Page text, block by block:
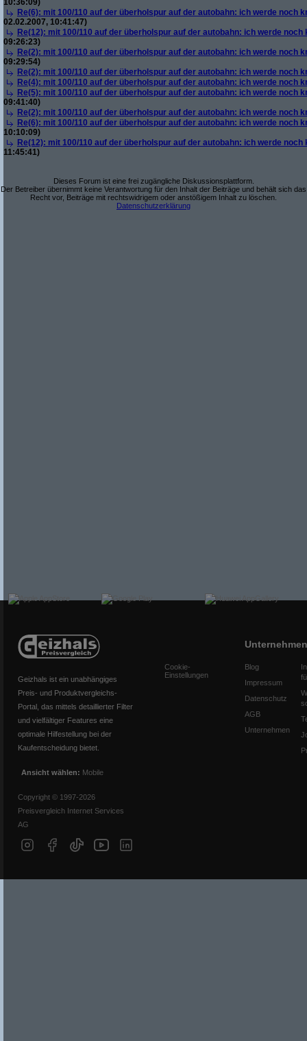
10:36:09)
Re(6): mit 100/110 auf der überholspur auf der autobahn: ich werde noch
02.02.2007, 10:41:47)
Re(12): mit 100/110 auf der überholspur auf der autobahn: ich werde noch
09:26:23)
Re(2): mit 100/110 auf der überholspur auf der autobahn: ich werde noch
09:29:54)
Re(2): mit 100/110 auf der überholspur auf der autobahn: ich werde noch
Re(4): mit 100/110 auf der überholspur auf der autobahn: ich werde noch
Re(5): mit 100/110 auf der überholspur auf der autobahn: ich werde noch
09:41:40)
Re(2): mit 100/110 auf der überholspur auf der autobahn: ich werde noch
Re(6): mit 100/110 auf der überholspur auf der autobahn: ich werde noch
10:10:09)
Re(12): mit 100/110 auf der überholspur auf der autobahn: ich werde noch
11:45:41)
Dieses Forum ist eine frei zugängliche Diskussionsplattform.
Der Betreiber übernimmt keine Verantwortung für den Inhalt der Beiträge und behält sich das
Recht vor, Beiträge mit rechtswidrigem oder anstößigem Inhalt zu löschen.
Datenschutzerklärung
Geizhals ist ein unabhängiges
Preis- und Produktvergleichs-
Portal, das mittels detaillierter Filter
und vielfältiger Features eine
optimale Hilfestellung bei der
Kaufentscheidung bietet.
Ansicht wählen: Mobile
Copyright © 1997-2026
Preisvergleich Internet Services
AG
Cookie-
Einstellungen
Unternehmen
Blog
Impressum
Datenschutz
AGB
Unternehmen